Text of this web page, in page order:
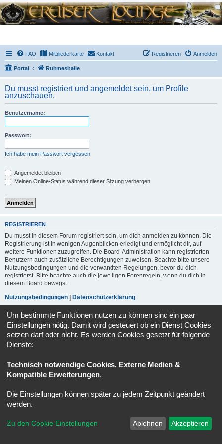
FAQ Mitgliederkarte Kontakt Anmelden
Registrieren
Portal Ruhmeshalle
Du musst registriert und angemeldet sein, um Profile
anzuschauen.
Benutzername:
Passwort:
Ich habe mein Passwort vergessen
Angemeldet bleiben
Meinen Online-Status während dieser Sitzung verbergen
REGISTRIEREN
Du musst in diesem Forum registriert sein, um dich anmelden zu können. Die
Registrierung ist in wenigen Augenblicken erledigt und ermöglicht dir, auf
weitere Funktionen zuzugreifen. Die Board-Administration kann registrierten
Benutzern auch zusätzliche Berechtigungen zuweisen. Beachte bitte unsere
Nutzungsbedingungen und die verwandten Regelungen, bevor du dich
registrierst. Bitte beachte auch die jeweiligen Forenregeln, wenn du dich in
diesem Board bewegst.
Nutzungsbedingungen
Datenschutzerklärung
Registrieren
Portal
Powered by phpBB
® Forum Software © phpBB Limited
Deutsche Übersetzung durch
Datenschutz |
Um bestimmte Funktionen nutzen zu können sind ein paar
Einstellungen nötig. Damit wird gesteuert ob ein Dienst Cookies
setzen darf oder nicht. Es werden Cookies gesetzt für folgende
Dienste:
Technisch notwendige Cookies, Externe Medien &
Kompatible Erweiterungen.
Die Einstellungen können später zu jedem Zeitpunkt geändert
werden.
Zu den Cookie-Einstellungen Ablehnen Akzeptieren